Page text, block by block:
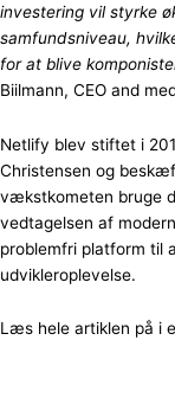
investering vil styrke
samfundsniveau,
for at blive
Biilmann, CEO and
Netlify blev stiftet i
Christensen og
vækstkometen bruge
vedtagelsen af
problemfri platform til
udvikleroplevelse.
Læs hele artiklen på i